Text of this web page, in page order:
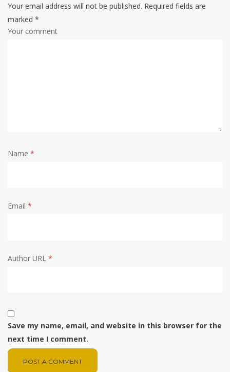
Your email address will not be published. Required fields are
marked *
Your comment
Name *
Email *
Author URL *
Save my name, email, and website in this browser for the
next time I comment.
POST A COMMENT